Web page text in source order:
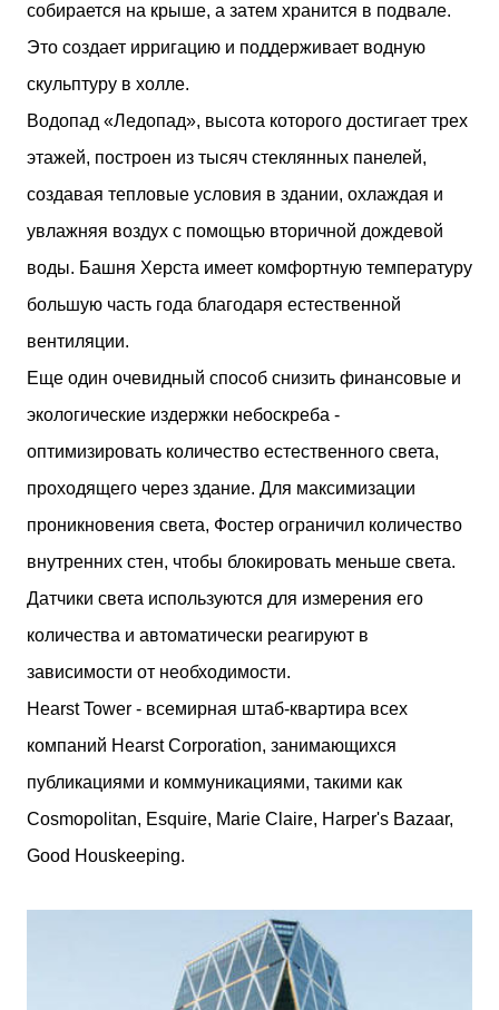
собирается на крыше, а затем хранится в подвале.
Это создает ирригацию и поддерживает водную
скульптуру в холле.
Водопад «Ледопад», высота которого достигает трех
этажей, построен из тысяч стеклянных панелей,
создавая тепловые условия в здании, охлаждая и
увлажняя воздух с помощью вторичной дождевой
воды. Башня Херста имеет комфортную температуру
большую часть года благодаря естественной
вентиляции.
Еще один очевидный способ снизить финансовые и
экологические издержки небоскреба -
оптимизировать количество естественного света,
проходящего через здание. Для максимизации
проникновения света, Фостер ограничил количество
внутренних стен, чтобы блокировать меньше света.
Датчики света используются для измерения его
количества и автоматически реагируют в
зависимости от необходимости.
Hearst Tower - всемирная штаб-квартира всех
компаний Hearst Corporation, занимающихся
публикациями и коммуникациями, такими как
Cosmopolitan, Esquire, Marie Claire, Harper's Bazaar,
Good Houskeeping.